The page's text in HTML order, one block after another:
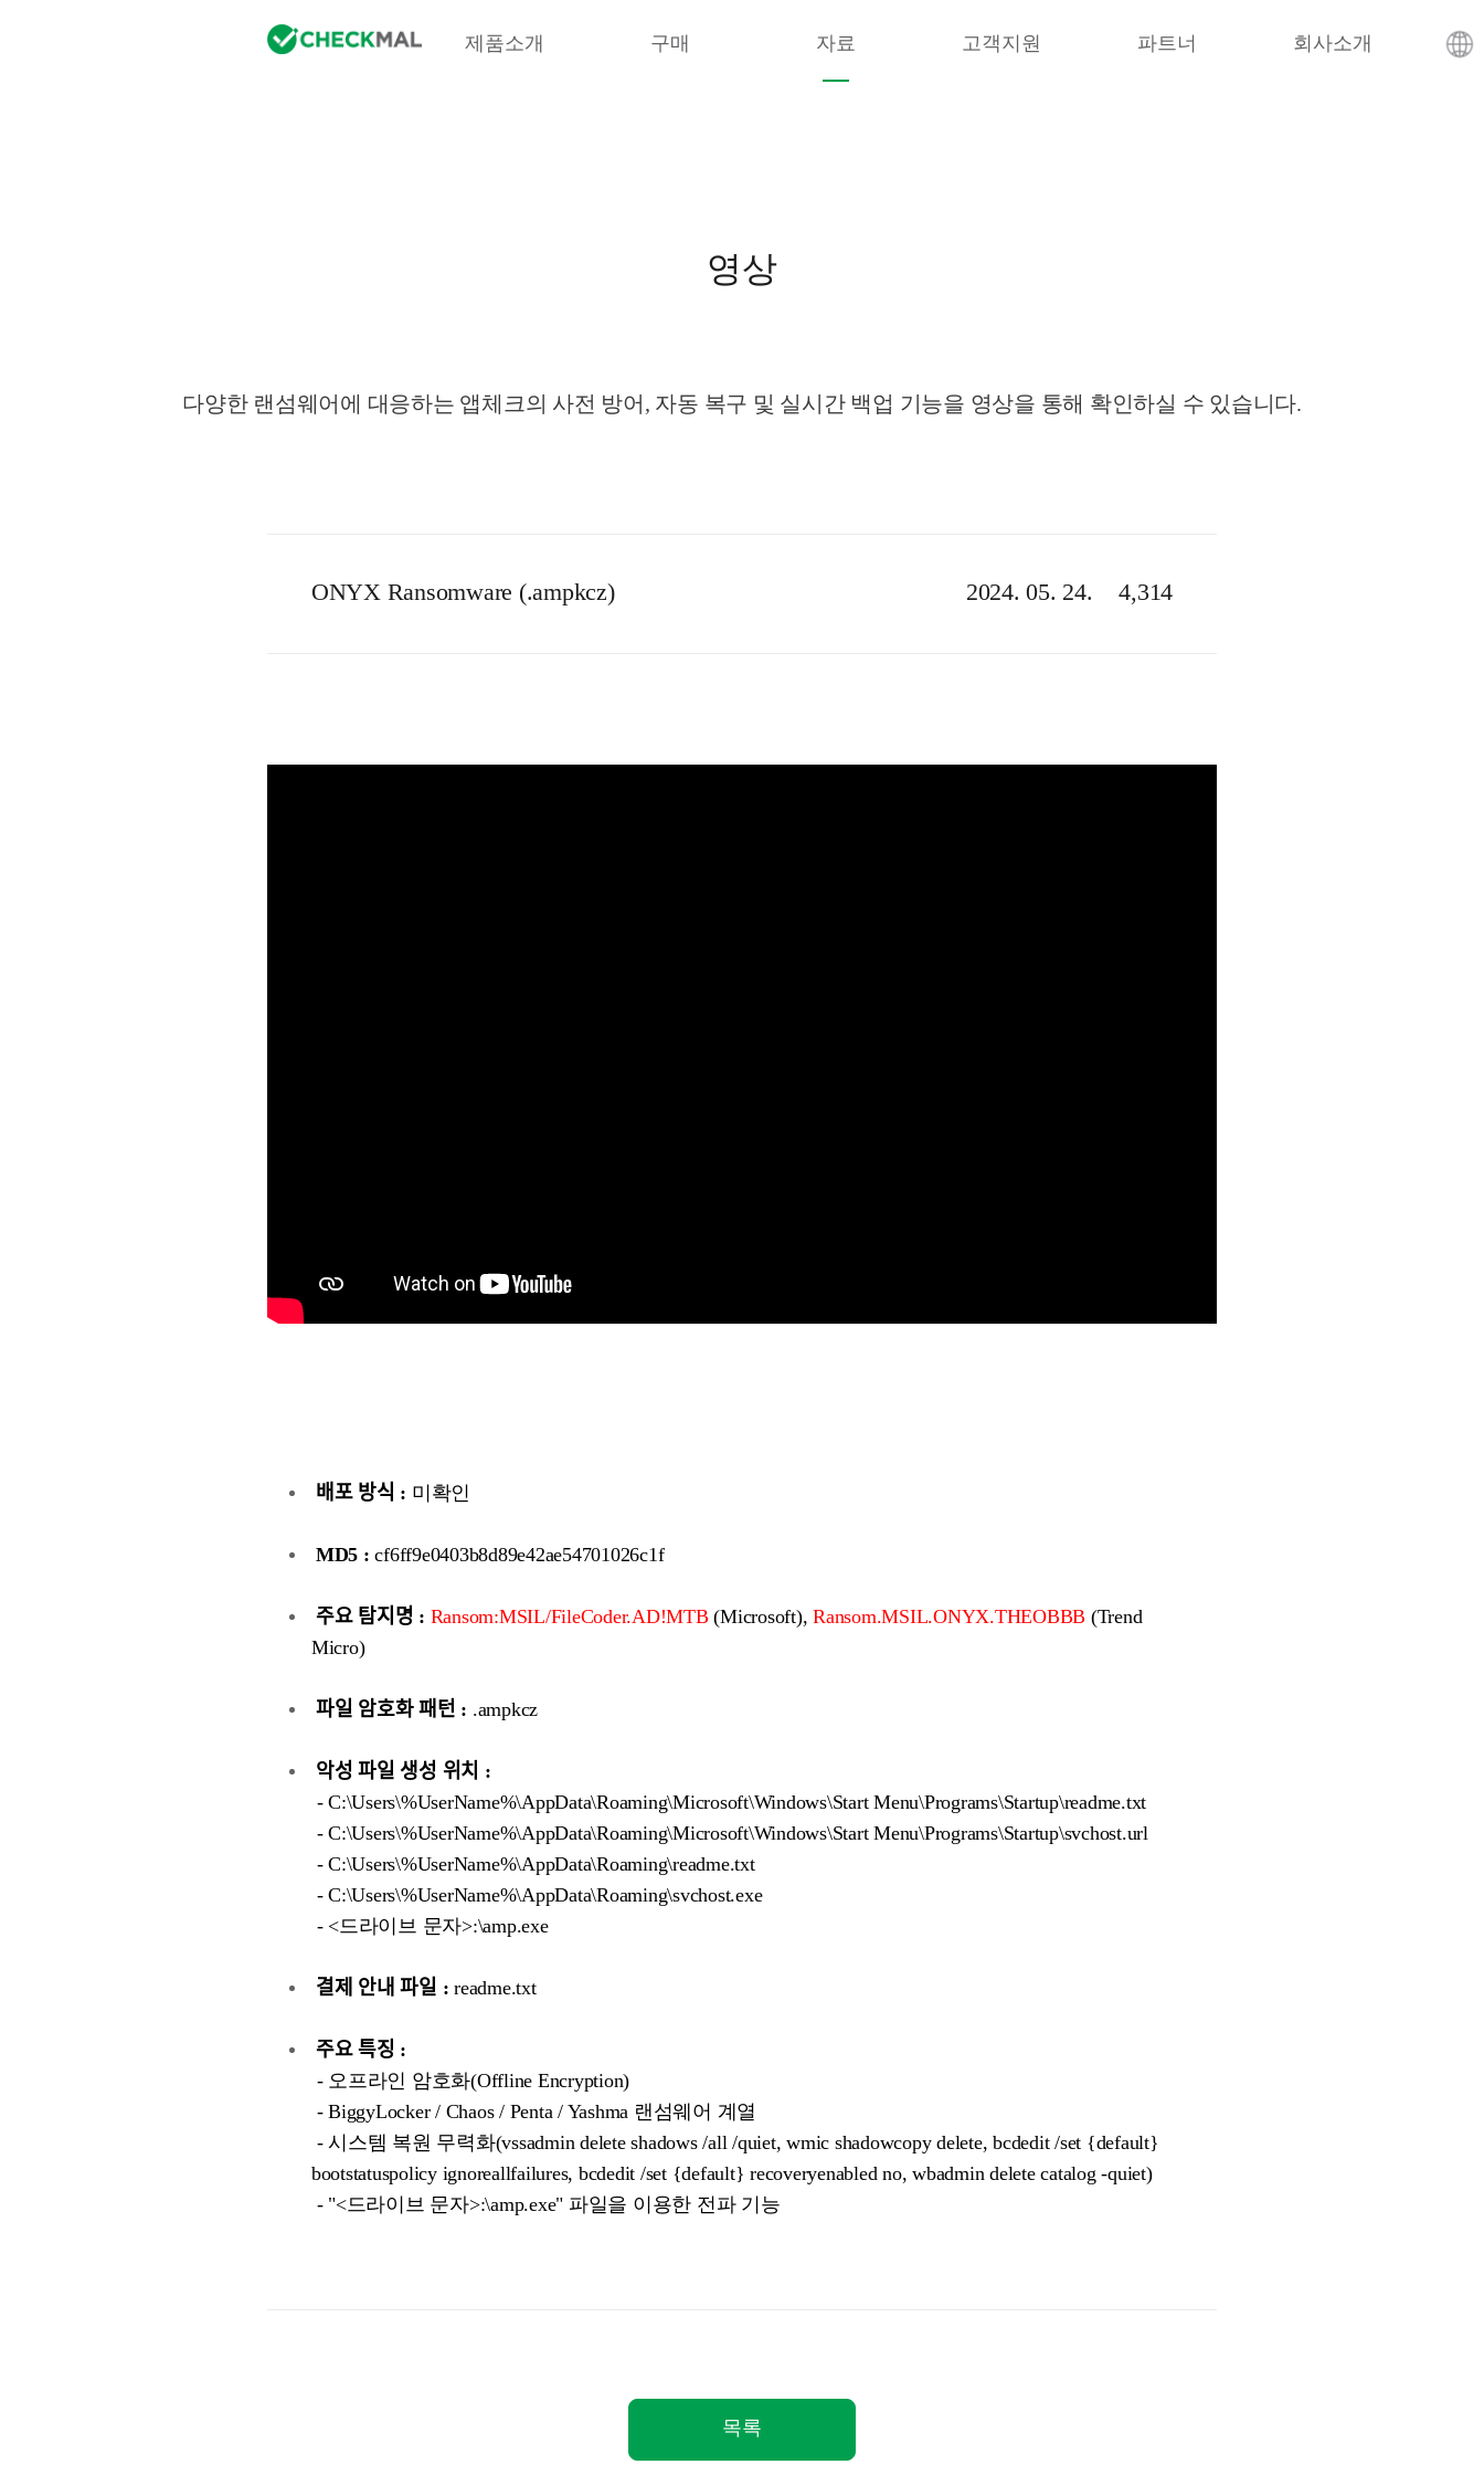
제품소개 구매 자료 고객지원 파트너 회사소개
영상
다양한 랜섬웨어에 대응하는 앱체크의 사전 방어, 자동 복구 및 실시간 백업 기능을 영상을 통해 확인하실 수 있습니다.
ONYX Ransomware (.ampkcz) 2024. 05. 24. 4,314
배포 방식 : 미확인
MD5 : cf6ff9e0403b8d89e42ae54701026c1f
주요 탐지명 : Ransom:MSIL/FileCoder.AD!MTB(Microsoft),Ransom.MSIL.ONYX.THEOBBB (Trend
Micro)
파일 암호화 패턴 : .ampkcz
악성 파일 생성 위치 :
- C:\Users\%UserName%\AppData\Roaming\Microsoft\Windows\Start Menu\Programs\Startup\readme.txt
- C:\Users\%UserName%\AppData\Roaming\Microsoft\Windows\Start Menu\Programs\Startup\svchost.url
- C:\Users\%UserName%\AppData\Roaming\readme.txt
- C:\Users\%UserName%\AppData\Roaming\svchost.exe
- <드라이브 문자>:\amp.exe
결제 안내 파일 :readme.txt
주요 특징 :
- 오프라인 암호화(Offline Encryption)
- BiggyLocker / Chaos / Penta / Yashma 랜섬웨어 계열
- 시스템 복원 무력화(vssadmin delete shadows /all /quiet, wmic shadowcopy delete, bcdedit /set {default}
bootstatuspolicy ignoreallfailures, bcdedit /set {default} recoveryenabled no, wbadmin delete catalog -quiet)
- "<드라이브 문자>:\amp.exe" 파일을 이용한 전파 기능
목록